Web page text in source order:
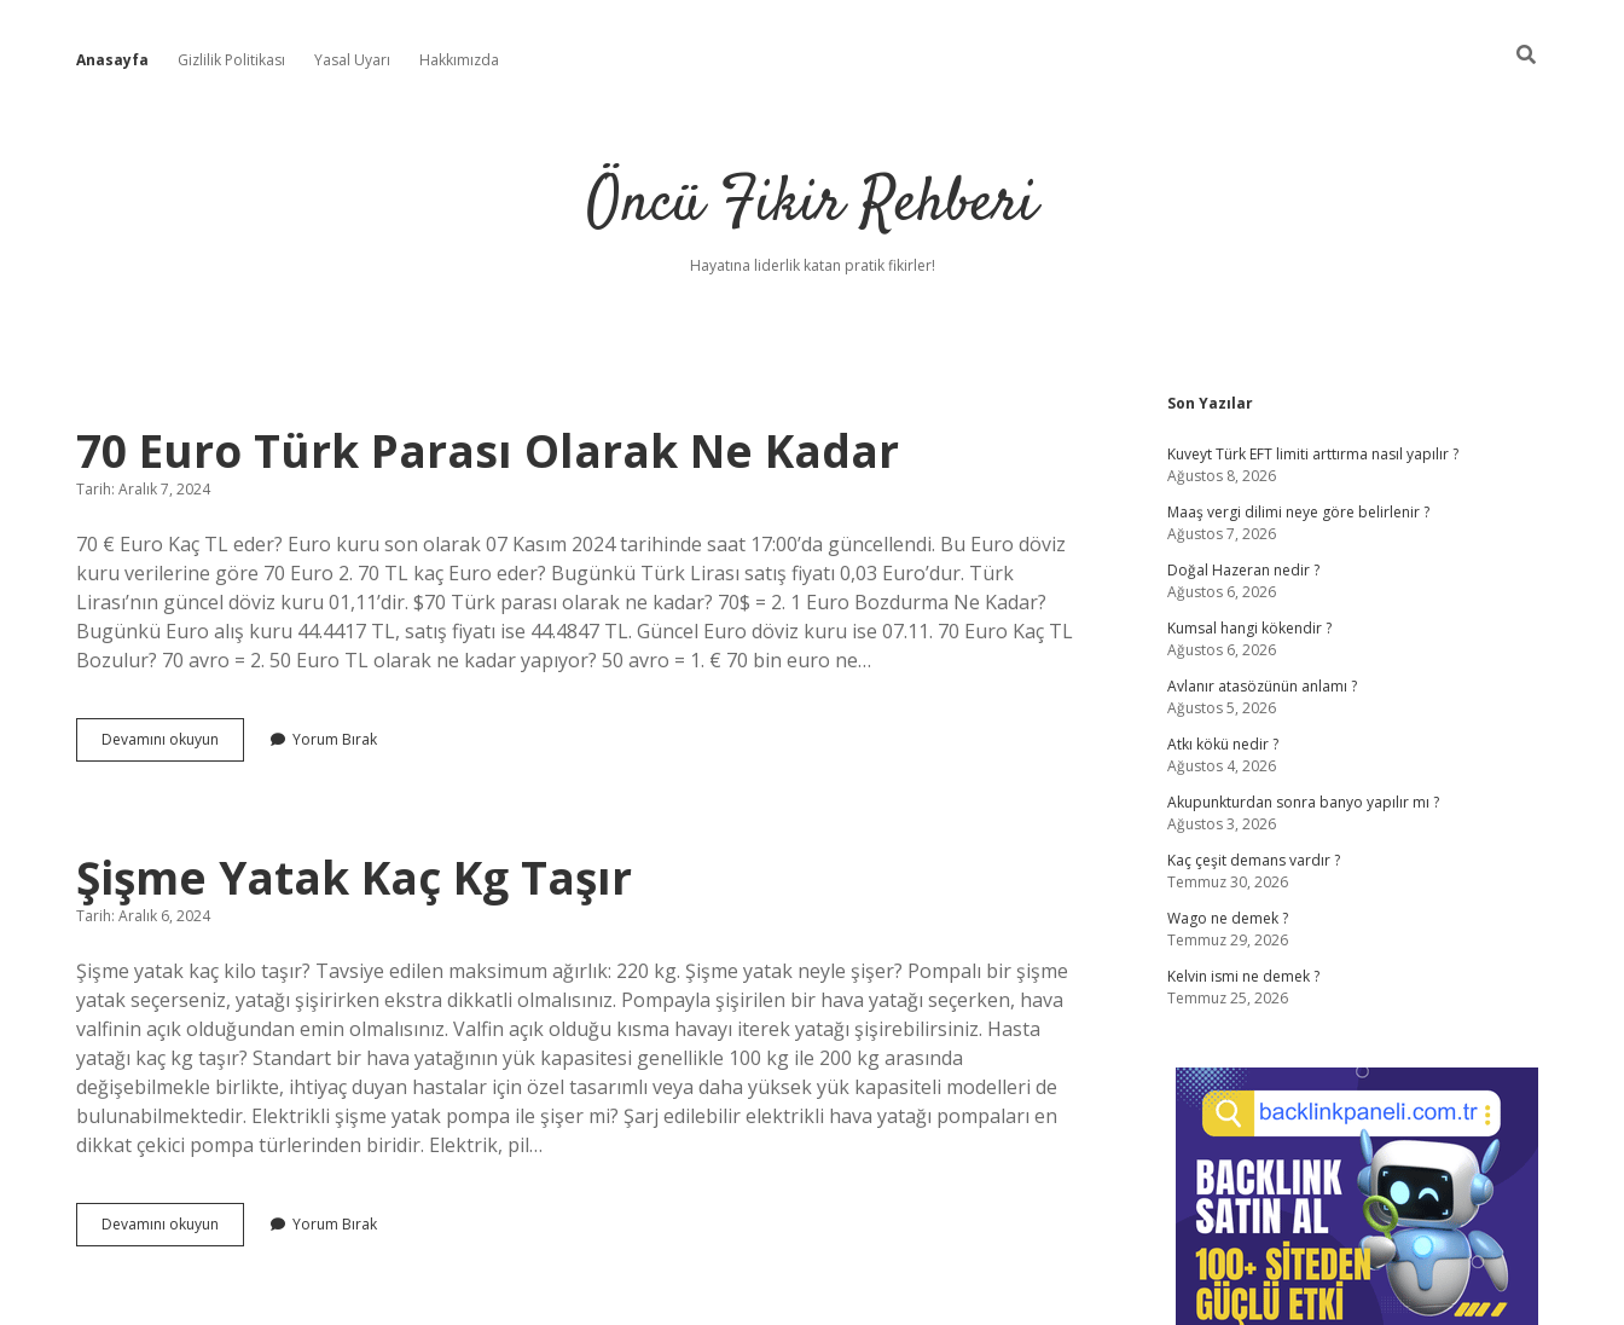
Anasayfa Gizlilik Politikası Yasal Uyarı Hakkımızda
Öncü Fikir Rehberi
Hayatına liderlik katan pratik fikirler!
Öncü
Fikir
Rehberi
Yazılar
70 Euro Türk Parası Olarak Ne Kadar
Tarih: Aralık 7, 2024
70 € Euro Kaç TL eder? Euro kuru son olarak 07 Kasım 2024 tarihinde saat 17:00’da güncellendi. Bu Euro döviz
kuru verilerine göre 70 Euro 2. 70 TL kaç Euro eder? Bugünkü Türk Lirası satış fiyatı 0,03 Euro’dur. Türk
Lirası’nın güncel döviz kuru 01,11’dir. $70 Türk parası olarak ne kadar? 70$ = 2. 1 Euro Bozdurma Ne Kadar?
Bugünkü Euro alış kuru 44.4417 TL, satış fiyatı ise 44.4847 TL. Güncel Euro döviz kuru ise 07.11. 70 Euro Kaç TL
Bozulur? 70 avro = 2. 50 Euro TL olarak ne kadar yapıyor? 50 avro = 1. € 70 bin euro ne…
Devamını okuyun
Euro
Kadar
Yorum Bırak
Şişme Yatak Kaç Kg Taşır
Tarih: Aralık 6, 2024
Şişme yatak kaç kilo taşır? Tavsiye edilen maksimum ağırlık: 220 kg. Şişme yatak neyle şişer? Pompalı bir şişme
yatak seçerseniz, yatağı şişirirken ekstra dikkatli olmalısınız. Pompayla şişirilen bir hava yatağı seçerken, hava
valfinin açık olduğundan emin olmalısınız. Valfin açık olduğu kısma havayı iterek yatağı şişirebilirsiniz. Hasta
yatağı kaç kg taşır? Standart bir hava yatağının yük kapasitesi genellikle 100 kg ile 200 kg arasında
değişebilmekle birlikte, ihtiyaç duyan hastalar için özel tasarımlı veya daha yüksek yük kapasiteli modelleri de
bulunabilmektedir. Elektrikli şişme yatak pompa ile şişer mi? Şarj edilebilir elektrikli hava yatağı pompaları en
dikkat çekici pompa türlerinden biridir. Elektrik, pil…
Devamını okuyun
Yatak
Yorum Bırak
Sidebar
Son Yazılar
Kuveyt Türk EFT limiti arttırma nasıl yapılır ?
Ağustos 8, 2026
Maaş vergi dilimi neye göre belirlenir ?
Ağustos 7, 2026
Doğal Hazeran nedir ?
Ağustos 6, 2026
Kumsal hangi kökendir ?
Ağustos 6, 2026
Avlanır atasözünün anlamı ?
Ağustos 5, 2026
Atkı kökü nedir ?
Ağustos 4, 2026
Akupunkturdan sonra banyo yapılır mı ?
Ağustos 3, 2026
Kaç çeşit demans vardır ?
Temmuz 30, 2026
Wago ne demek ?
Temmuz 29, 2026
Kelvin ismi ne demek ?
Temmuz 25, 2026
ilbet girişhttps://betexpergiris.casino/